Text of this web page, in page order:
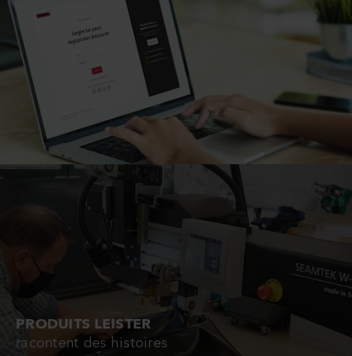
PRODUITS LEISTER
racontent des histoires